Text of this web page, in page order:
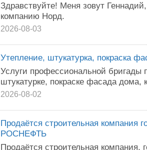
Здравствуйте! Меня зовут
компанию Норд.
2026-08-03
Утепление, штукатурка, покраска
Услуги профессиональной бригады
штукатурке, покраске фасада дома,
2026-08-02
Продаётся строительная компания
РОСНЕФТЬ
Продаётся строительная компания,